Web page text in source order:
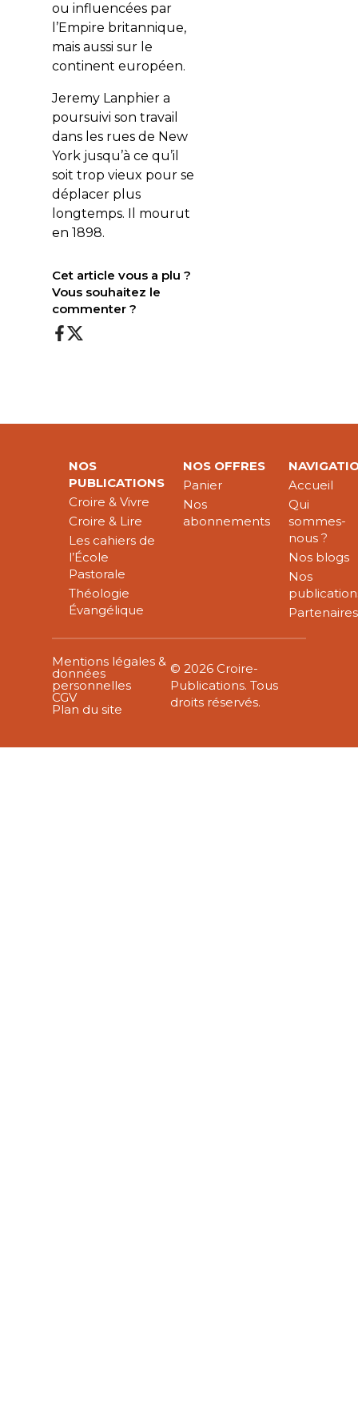
ou influencées par
l’Empire britannique,
mais aussi sur le
continent européen.
Jeremy Lanphier a
poursuivi son travail
dans les rues de New
York jusqu’à ce qu’il
soit trop vieux pour se
déplacer plus
longtemps. Il mourut
en 1898.
Cet article vous a plu ?
Vous souhaitez le
commenter ?
NOS
PUBLICATIONS
Croire & Vivre
Croire & Lire
Les cahiers de
l’École
Pastorale
Théologie
Évangélique
NOS OFFRES
Panier
Nos
abonnements
Accueil
Qui
sommes-
nous ?
Nos blogs
Nos
Partenaires
Mentions légales &
données
personnelles
CGV
Plan du site
© 2026 Croire-
Publications. Tous
droits réservés.